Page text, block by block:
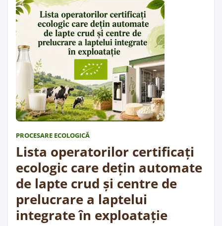
categorii precum fabricarea produselor de
morărit, fabricarea pâinii, prăjiturilor și …
mai departe„Lista
operatorilor
certificați
ecologic
care
dețin
unități
pentru
fabricarea
produselor
de
fabricarea
pâinii,
prăjiturilor
produselor
PROCESARE ECOLOGICĂ
Lista operatorilor certificați
ecologic care dețin automate
de lapte crud și centre de
prelucrare a laptelui
integrate în exploatație